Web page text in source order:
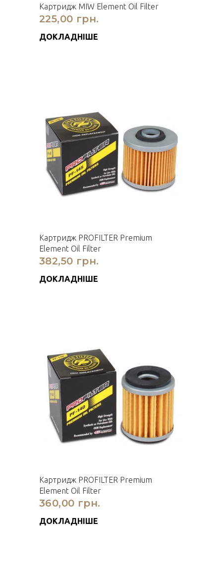
Картридж MIW Element Oil Filter
225,00 грн.
ДОКЛАДНІШЕ
Картридж PROFILTER Premium
Element Oil Filter
382,50 грн.
ДОКЛАДНІШЕ
Картридж PROFILTER Premium
Element Oil Filter
360,00 грн.
ДОКЛАДНІШЕ